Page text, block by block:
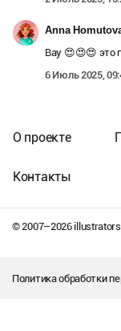
Anna
Вау 😍😍😍 это
6 Июль 2025,
© 2007–2026
О проекте
Контакты
Политика обработки